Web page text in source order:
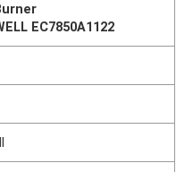
EC7850A1122